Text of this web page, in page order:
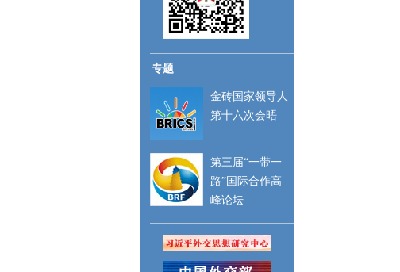
专题
金砖国家领导人
第十六次会晤
第三届“一带一
路”国际合作高
峰论坛